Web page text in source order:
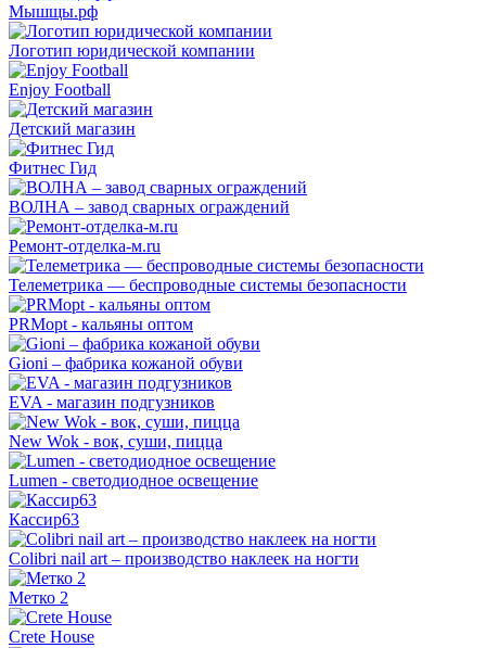
Мышщы.рф
Логотип юридической компании
Enjoy Football
Детский магазин
Фитнес Гид
ВОЛНА – завод сварных ограждений
Ремонт-отделка-м.ru
Телеметрика — беспроводные системы безопасности
PRMopt - кальяны оптом
Gioni – фабрика кожаной обуви
EVA - магазин подгузников
New Wok - вок, суши, пицца
Lumen - светодиодное освещение
Кассир63
Colibri nail art – производство наклеек на ногти
Метко 2
Crete House